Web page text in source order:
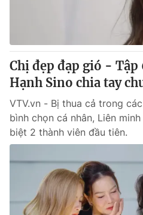
Thị trường
Góc doanh nghiệp
Truyền hình
Phim VTV
Hậu trường
Nhân vật
Khán giả
Giải sao mai
Giải trí
Điện ảnh
Đời sống
Du lịch
Làm đẹp
Chất lượng cuộc sống
Giáo dục
Tuyển sinh
Công nghệ
Chị đẹp đạp gió - Tập
Hạnh Sino chia tay
VTV.vn - Bị thua cả trong
bình chọn cá nhân, Liên
biệt 2 thành viên đầu tiên.